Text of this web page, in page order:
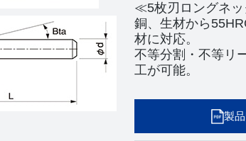
≪5枚刃ロングネ
銅、生材から
材に対応。
不等分割・不等リ
工が可能。
製